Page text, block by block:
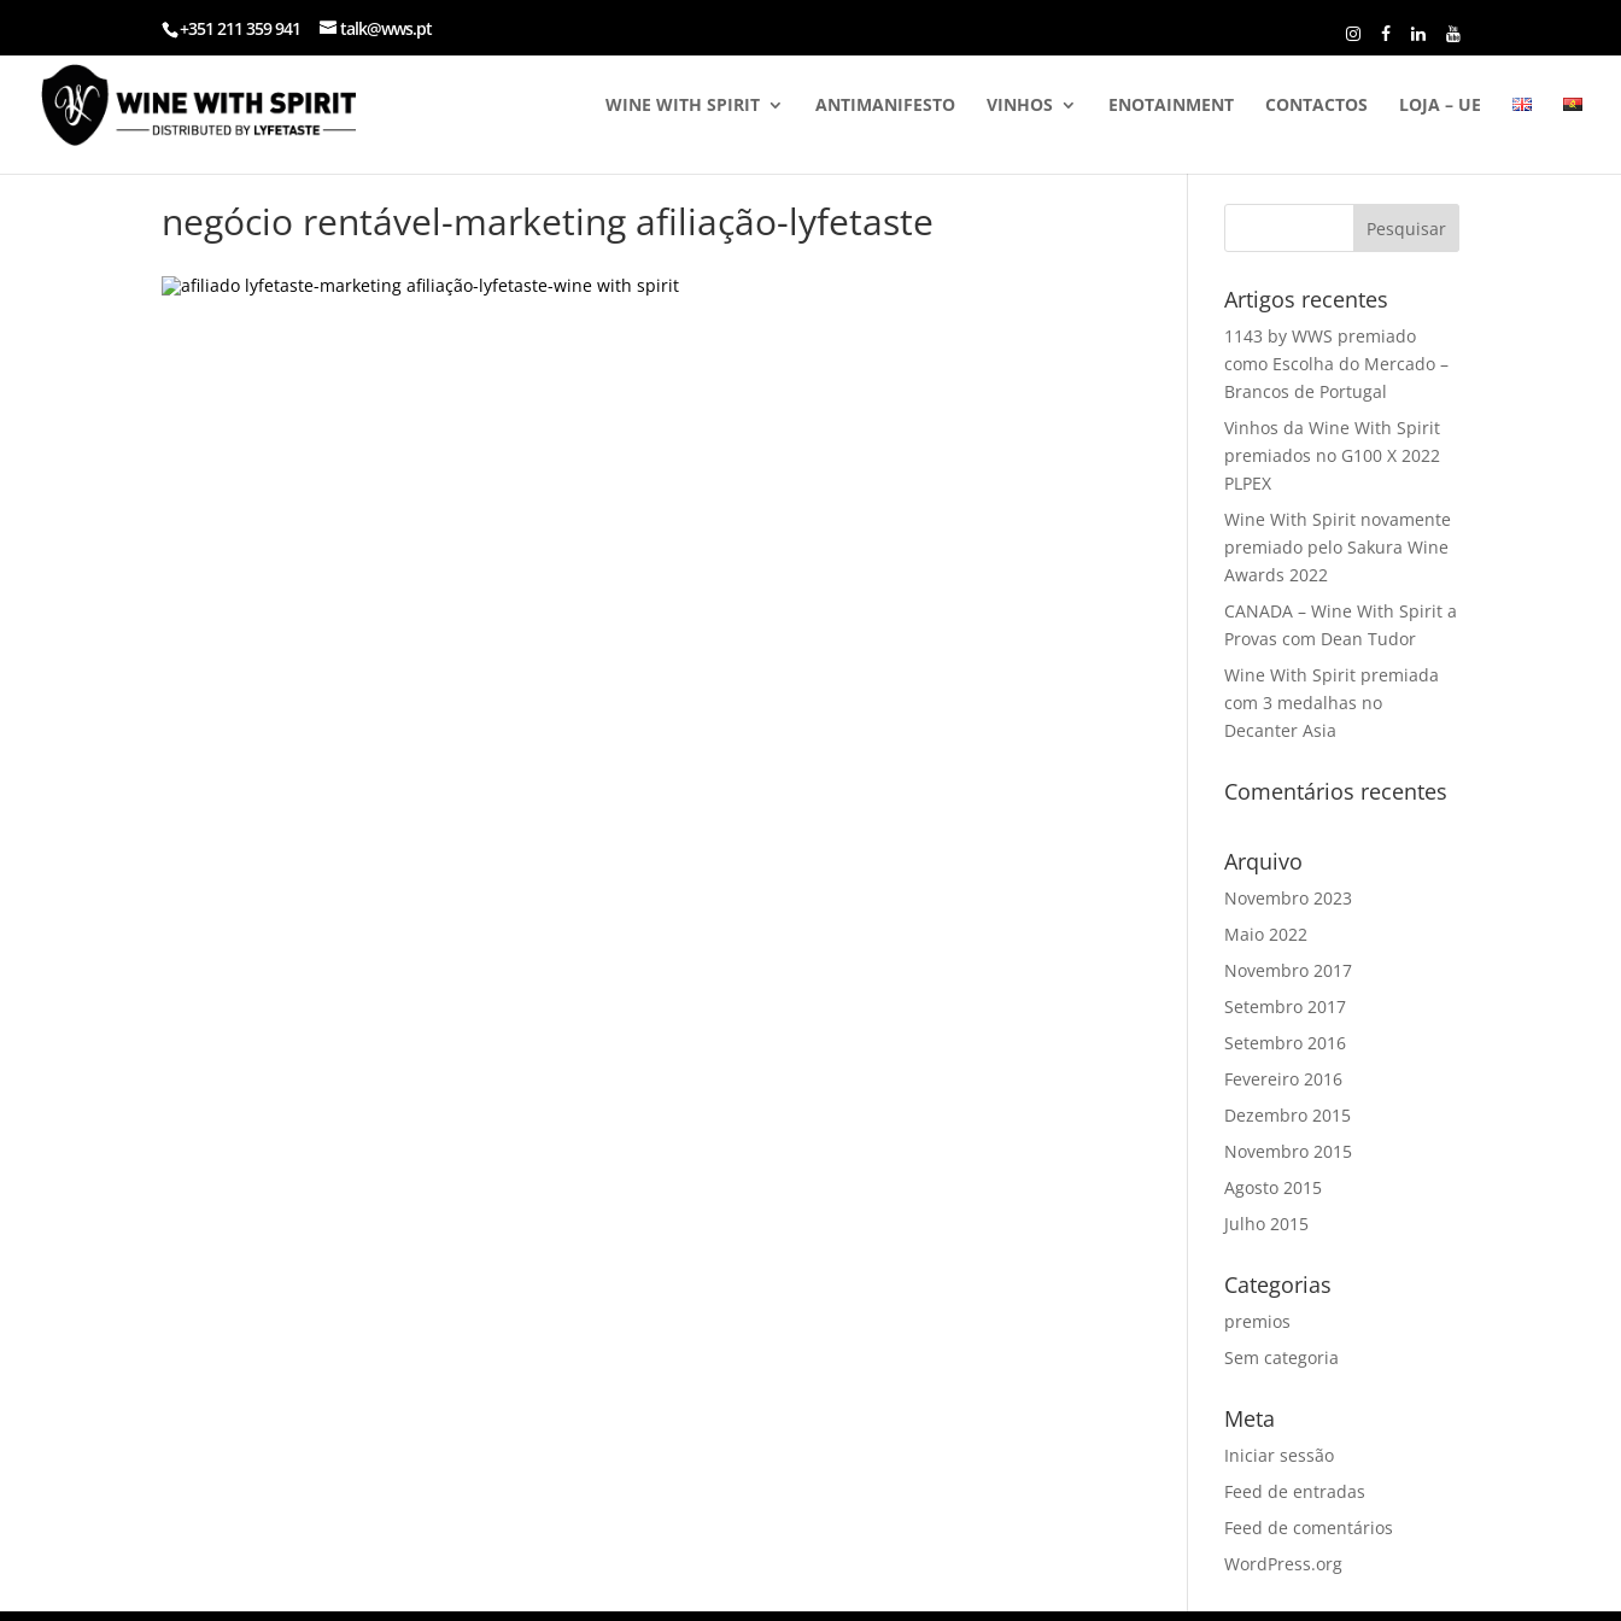
+351 211 359 941 talk@wws.pt
WINE WITH SPIRIT ANTIMANIFESTO VINHOS ENOTAINMENT CONTACTOS LOJA – UE
negócio rentável-marketing afiliação-lyfetaste
Artigos recentes
1143 by WWS premiado
como Escolha do Mercado –
Brancos de Portugal
Vinhos da Wine With Spirit
premiados no G100 X 2022
PLPEX
Wine With Spirit novamente
premiado pelo Sakura Wine
Awards 2022
CANADA – Wine With Spirit a
Provas com Dean Tudor
Wine With Spirit premiada
com 3 medalhas no
Decanter Asia
Comentários recentes
Arquivo
Novembro 2023
Maio 2022
Novembro 2017
Setembro 2017
Setembro 2016
Fevereiro 2016
Dezembro 2015
Novembro 2015
Agosto 2015
Julho 2015
Categorias
premios
Sem categoria
Meta
Iniciar sessão
Feed de entradas
Feed de comentários
WordPress.org